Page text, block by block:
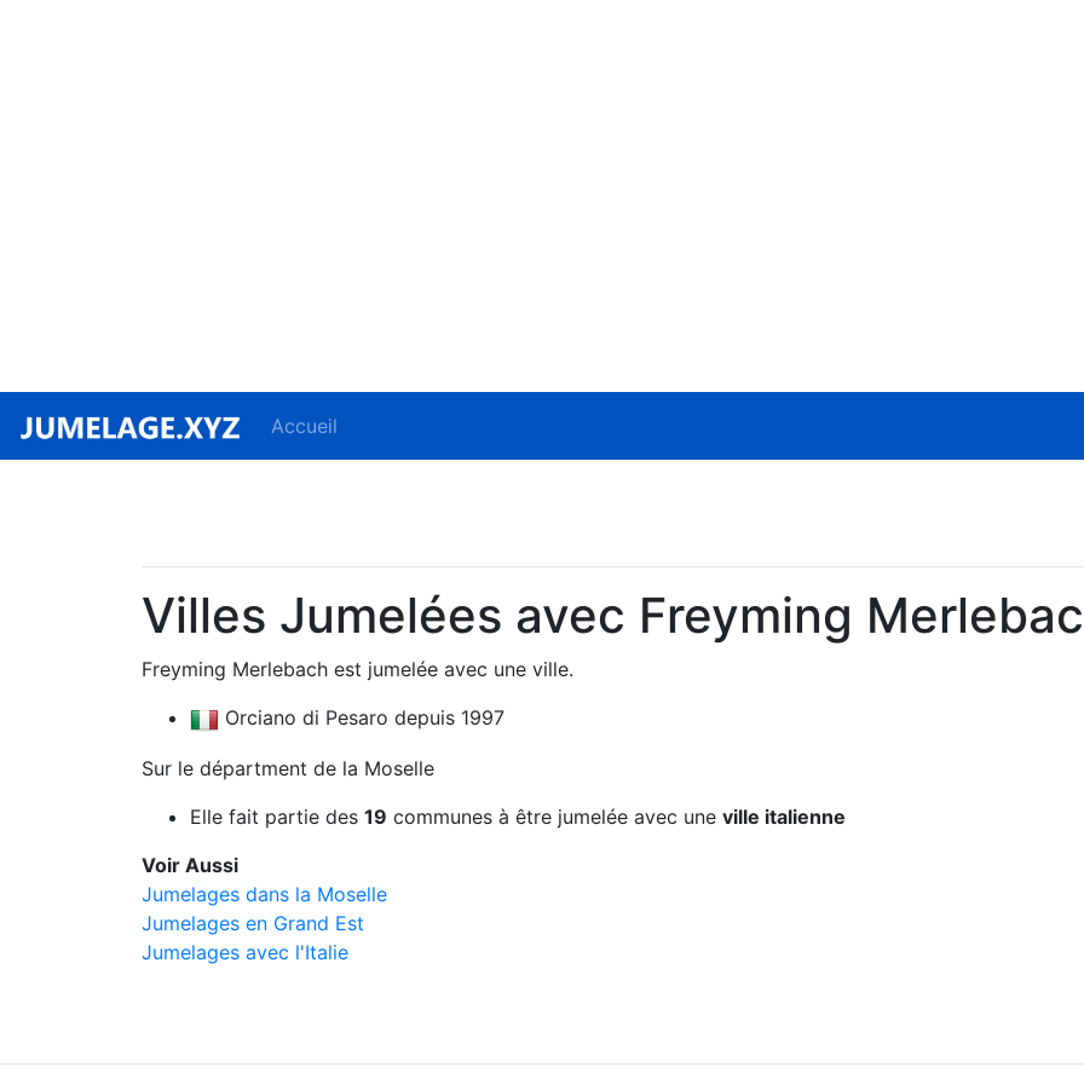
Accueil
Villes Jumelées avec Freyming
Freyming Merlebach est jumelée avec une ville.
Orciano di Pesaro depuis 1997
Sur le départment de la Moselle
Elle fait partie des 19 communes à être jumelée avec une ville italienne
Voir Aussi
Jumelages dans la Moselle
Jumelages en Grand Est
Jumelages avec l'Italie